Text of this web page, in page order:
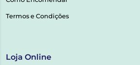
Termos e Condições
Loja Online